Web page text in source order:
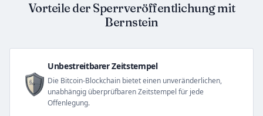
Vorteile der Sperrveröffentlichung mit
Bernstein
Unbestreitbarer Zeitstempel
Die Bitcoin-Blockchain bietet einen unveränderlichen,
unabhängig überprüfbaren Zeitstempel für jede
Offenlegung.